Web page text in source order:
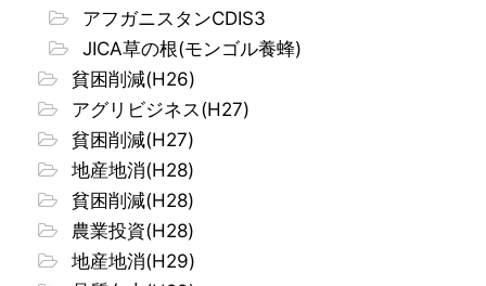
アフガニスタンCDIS3
JICA草の根(モンゴル養蜂)
貧困削減(H26)
アグリビジネス(H27)
貧困削減(H27)
地産地消(H28)
貧困削減(H28)
農業投資(H28)
地産地消(H29)